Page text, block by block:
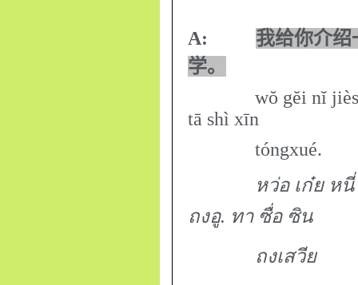
A: 我给你介绍
学。
wŏ gĕi nĭ jièshào
tā shì xīn
tóngxué.
หว่อ เก๋ย หนี่ เจี้ย
ถงอู. ทา ซื่อ ซิน
ถงเสวีย